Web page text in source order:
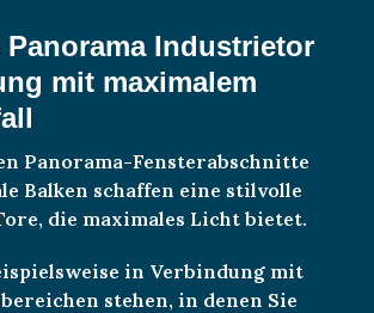
Panorama Industrietor
mit maximalem
Panorama-Fensterabschnitte
Balken schaffen eine stilvolle
die maximales Licht bietet.
in Verbindung mit
stehen, in denen Sie